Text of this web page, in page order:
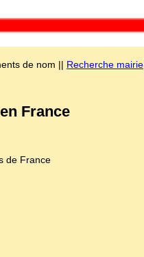
de nom || Recherche mairie
France
de France